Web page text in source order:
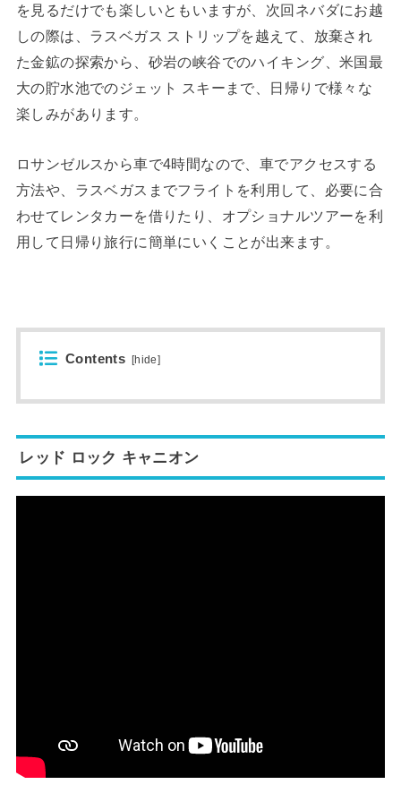
を見るだけでも楽しいともいますが、次回ネバダにお越
しの際は、ラスベガス ストリップを越えて、放棄され
た金鉱の探索から、砂岩の峡谷でのハイキング、米国最
大の貯水池でのジェット スキーまで、日帰りで様々な
楽しみがあります。
ロサンゼルスから車で4時間なので、車でアクセスする
方法や、ラスベガスまでフライトを利用して、必要に合
わせてレンタカーを借りたり、オプショナルツアーを利
用して日帰り旅行に簡単にいくことが出来ます。
Contents [hide]
レッド ロック キャニオン